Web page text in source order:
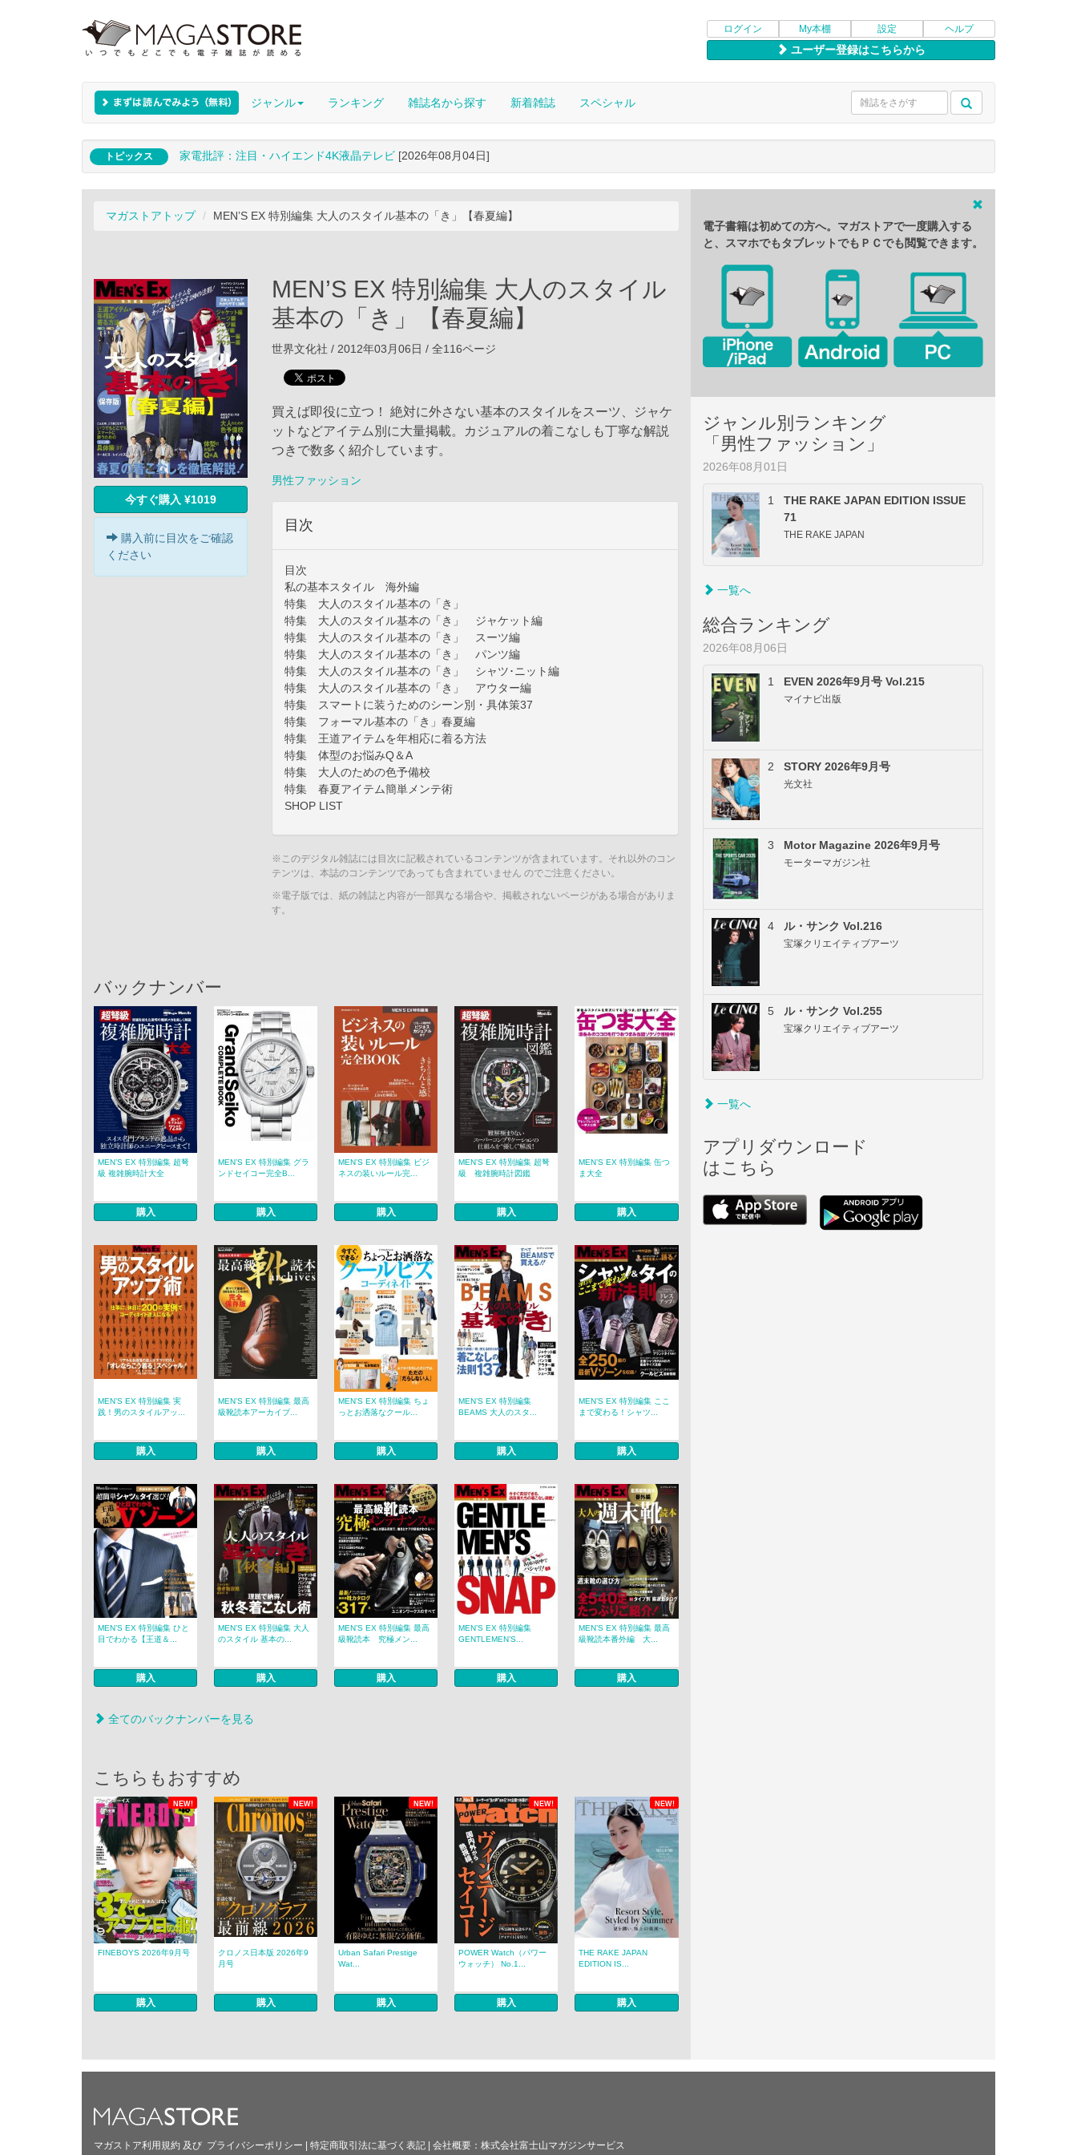
ログイン My本棚 設定 ヘルプ
ユーザー登録はこちらから
ジャンル ランキング 雑誌名から探す 新着雑誌 スペシャル
トピックス 家電批評：注目・ハイエンド4K液晶テレビ [2026年08月04日]
マガストアトップ MEN’S EX 特別編集 大人のスタイル基本の「き」【春夏編】
今すぐ購入 ¥1019
購入前に目次をご確認
ください
MEN’S EX 特別編集 大人のスタイル
基本の「き」【春夏編】
世界文化社 / 2012年03月06日 / 全116ページ
買えば即役に立つ！ 絶対に外さない基本のスタイルをスーツ、ジャケ
ットなどアイテム別に大量掲載。カジュアルの着こなしも丁寧な解説
つきで数多く紹介しています。
男性ファッション
目次
目次
私の基本スタイル 海外編
特集 大人のスタイル基本の「き」
特集 大人のスタイル基本の「き」 ジャケット編
特集 大人のスタイル基本の「き」 スーツ編
特集 大人のスタイル基本の「き」 パンツ編
特集 大人のスタイル基本の「き」 シャツ･ニット編
特集 大人のスタイル基本の「き」 アウター編
特集 スマートに装うためのシーン別・具体策37
特集 フォーマル基本の「き」春夏編
特集 王道アイテムを年相応に着る方法
特集 体型のお悩みQ＆A
特集 大人のための色予備校
特集 春夏アイテム簡単メンテ術
SHOP LIST
※このデジタル雑誌には目次に記載されているコンテンツが含まれています。それ以外のコン
テンツは、本誌のコンテンツであっても含まれていません のでご注意ください。
※電子版では、紙の雑誌と内容が一部異なる場合や、掲載されないページがある場合がありま
す。
バックナンバー
MEN’S EX 特別編集 超弩
級 複雑腕時計大全
購入
MEN’S EX 特別編集 グラ
ンドセイコー完全B...
購入
MEN’S EX 特別編集 ビジ
ネスの装いルール完...
購入
MEN’S EX 特別編集 超弩
級 複雑腕時計図鑑
購入
MEN’S EX 特別編集 缶つ
ま大全
購入
MEN’S EX 特別編集 実
践！男のスタイルアッ...
購入
MEN’S EX 特別編集 最高
級靴読本アーカイブ...
購入
MEN’S EX 特別編集 ちょ
っとお洒落なクール...
購入
MEN’S EX 特別編集
BEAMS 大人のスタ...
購入
MEN’S EX 特別編集 ここ
まで変わる！シャツ...
購入
MEN’S EX 特別編集 ひと
目でわかる【王道＆...
購入
MEN’S EX 特別編集 大人
のスタイル 基本の...
購入
MEN’S EX 特別編集 最高
級靴読本 究極メン...
購入
MEN’S EX 特別編集
GENTLEMEN’S...
購入
MEN’S EX 特別編集 最高
級靴読本番外編 大...
購入
全てのバックナンバーを見る
こちらもおすすめ
NEW! NEW! NEW! NEW! NEW!
FINEBOYS 2026年9月号
購入
クロノス日本版 2026年9
月号
購入
Urban Safari Prestige
Wat...
購入
POWER Watch（パワー
ウォッチ） No.1...
購入
THE RAKE JAPAN
EDITION IS...
購入
電子書籍は初めての方へ。マガストアで一度購入する
と、スマホでもタブレットでもＰＣでも閲覧できます。
ジャンル別ランキング
「男性ファッション」
2026年08月01日
1
THE RAKE JAPAN EDITION ISSUE
71
THE RAKE JAPAN
一覧へ
総合ランキング
2026年08月06日
1 EVEN 2026年9月号 Vol.215
マイナビ出版
2 STORY 2026年9月号
光文社
3 Motor Magazine 2026年9月号
モーターマガジン社
4 ル・サンク Vol.216
宝塚クリエイティブアーツ
5 ル・サンク Vol.255
宝塚クリエイティブアーツ
一覧へ
アプリダウンロード
はこちら
マガストア利用規約 及び プライバシーポリシー 特定商取引法に基づく表記 会社概要： 株式会社富士山マガジンサービス